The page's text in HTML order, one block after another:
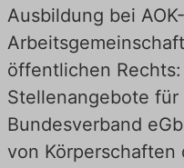
Ausbildung bei
öffentlichen
Stellenangebote für
Bundesverband
von